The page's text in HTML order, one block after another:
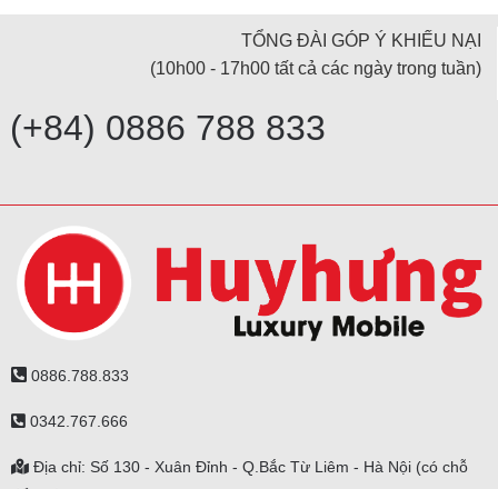
TỔNG ĐÀI GÓP Ý KHIẾU NẠI
(10h00 - 17h00 tất cả các ngày trong tuần)
(+84) 0886 788 833
0886.788.833
0342.767.666
Địa chỉ: Số 130 - Xuân Đỉnh - Q.Bắc Từ Liêm - Hà Nội (có chỗ